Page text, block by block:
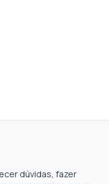
dúvidas, fazer